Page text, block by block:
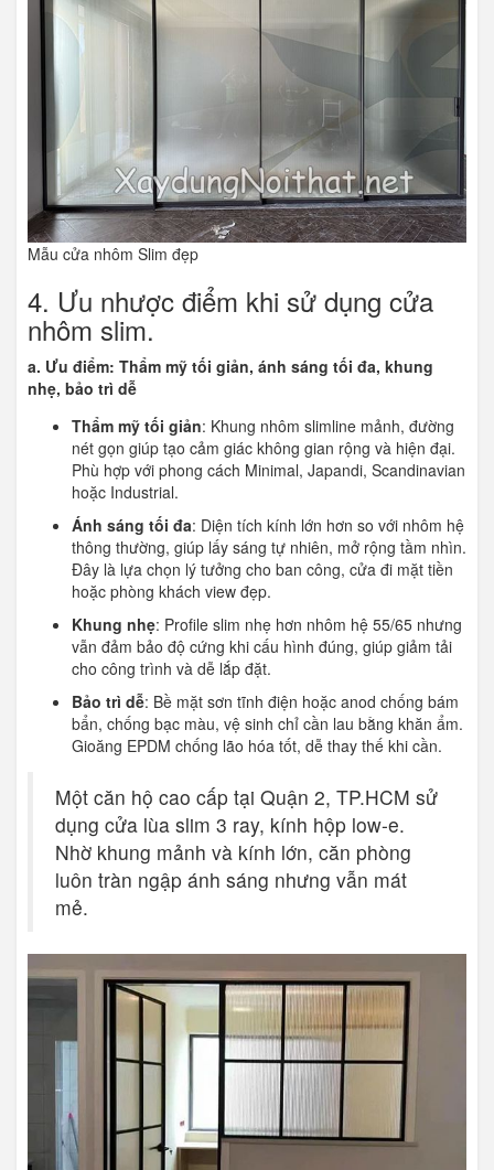
Mẫu cửa nhôm Slim đẹp
4. Ưu nhược điểm khi sử dụng cửa
nhôm slim.
a. Ưu điểm: Thẩm mỹ tối giản, ánh sáng tối đa, khung
nhẹ, bảo trì dễ
Thẩm mỹ tối giản: Khung nhôm slimline mảnh, đường
nét gọn giúp tạo cảm giác không gian rộng và hiện đại.
Phù hợp với phong cách Minimal, Japandi, Scandinavian
hoặc Industrial.
Ánh sáng tối đa: Diện tích kính lớn hơn so với nhôm hệ
thông thường, giúp lấy sáng tự nhiên, mở rộng tầm nhìn.
Đây là lựa chọn lý tưởng cho ban công, cửa đi mặt tiền
hoặc phòng khách view đẹp.
Khung nhẹ: Profile slim nhẹ hơn nhôm hệ 55/65 nhưng
vẫn đảm bảo độ cứng khi cấu hình đúng, giúp giảm tải
cho công trình và dễ lắp đặt.
Bảo trì dễ: Bề mặt sơn tĩnh điện hoặc anod chống bám
bẩn, chống bạc màu, vệ sinh chỉ cần lau bằng khăn ẩm.
Gioăng EPDM chống lão hóa tốt, dễ thay thế khi cần.
Một căn hộ cao cấp tại Quận 2, TP.HCM sử
dụng cửa lùa slim 3 ray, kính hộp low-e.
Nhờ khung mảnh và kính lớn, căn phòng
luôn tràn ngập ánh sáng nhưng vẫn mát
mẻ.